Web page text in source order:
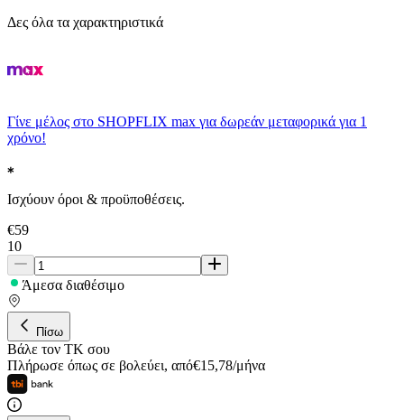
Δες όλα τα χαρακτηριστικά
Γίνε μέλος στο SHOPFLIX max για δωρεάν μεταφορικά για 1
χρόνο!
Ισχύουν όροι & προϋποθέσεις.
€59
10
Άμεσα διαθέσιμο
Πίσω
Βάλε τον ΤΚ σου
Πλήρωσε όπως σε βολεύει, από€15,78/μήνα